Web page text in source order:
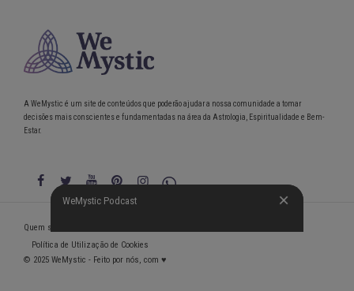
WeMystic Podcast
A WeMystic é um site de conteúdos que poderão ajudar a nossa comunidade a tomar
decisões mais conscientes e fundamentadas na área da Astrologia, Espiritualidade e Bem-
Estar.
WeMystic Podcast
Quem somos
Política de Utilização de Cookies
© 2025 WeMystic - Feito por nós, com ♥